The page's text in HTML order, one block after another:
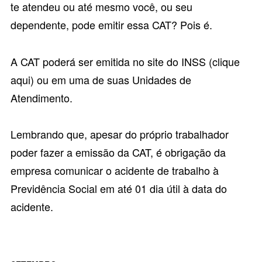
te atendeu ou até mesmo você, ou seu
dependente, pode emitir essa CAT? Pois é.
A CAT poderá ser emitida no site do INSS (clique
aqui) ou em uma de suas Unidades de
Atendimento.
Lembrando que, apesar do próprio trabalhador
poder fazer a emissão da CAT, é obrigação da
empresa comunicar o acidente de trabalho à
Previdência Social em até 01 dia útil à data do
acidente.